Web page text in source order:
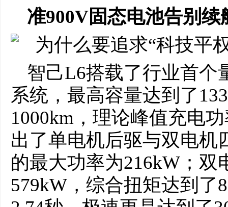
准900V固态电池告别续
智己L6搭载了行业首个
系统，最高容量达到了
1000km，理论峰值充电
出了单电机后驱与双电机
的最大功率为216kW；
579kW，综合扭矩达到了